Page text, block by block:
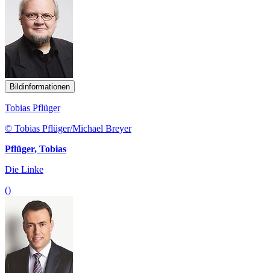
Bildinformationen
Tobias Pflüger
© Tobias Pflüger/Michael Breyer
Pflüger, Tobias
Die Linke
()